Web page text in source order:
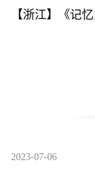
【浙江】《记
2023-07-06